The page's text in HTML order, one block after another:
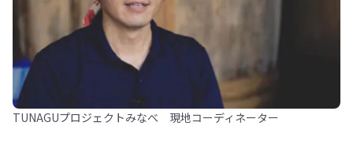
TUNAGUプロジェクトみなべ 現地コーディネーター